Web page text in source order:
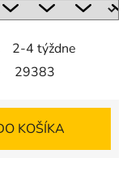
2-4 týždne
29383
KOŠÍKA